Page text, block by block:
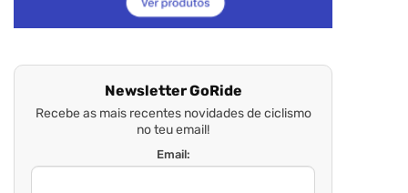
Newsletter GoRide
Recebe as mais recentes novidades de ciclismo
no teu email!
Email: